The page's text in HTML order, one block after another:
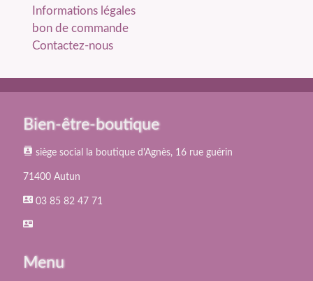
Informations légales
bon de commande
Contactez-nous
Bien-être-boutique
contacts siège social la boutique d'Agnès, 16 rue guérin
71400 Autun
contact_phone03 85 82 47 71
contact_mail
Menu